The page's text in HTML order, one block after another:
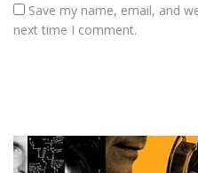
Save my name, email, and
next time I comment.